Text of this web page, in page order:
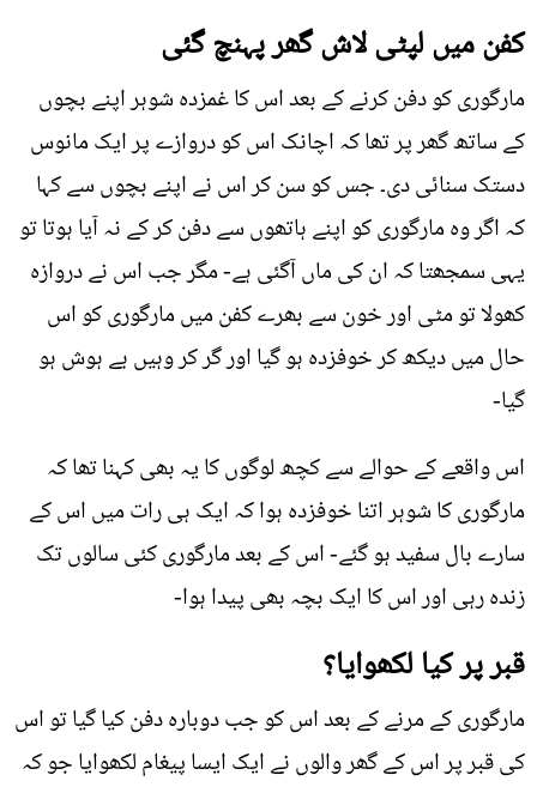
کفن میں لپٹی لاش گھر پہنچ گئی
مارگوری کو دفن کرنے کے بعد اس کا غمزدہ شوہر اپنے بچوں
کے ساتھ گھر پر تھا کہ اچانک اس کو دروازے پر ایک مانوس
دستک سنائی دی۔ جس کو سن کر اس نے اپنے بچوں سے کہا
کہ اگر وہ مارگوری کو اپنے ہاتھوں سے دفن کر کے نہ آیا ہوتا تو
یہی سمجھتا کہ ان کی ماں آگئی ہے- مگر جب اس نے دروازہ
کھولا تو مٹی اور خون سے بھرے کفن میں مارگوری کو اس
حال میں دیکھ کر خوفزدہ ہو گیا اور گر کر وہیں بے ہوش ہو
گیا-
اس واقعے کے حوالے سے کچھ لوگوں کا یہ بھی کہنا تھا کہ
مارگوری کا شوہر اتنا خوفزدہ ہوا کہ ایک ہی رات میں اس کے
سارے بال سفید ہو گئے- اس کے بعد مارگوری کئی سالوں تک
زندہ رہی اور اس کا ایک بچہ بھی پیدا ہوا-
قبر پر کیا لکھوایا؟
مارگوری کے مرنے کے بعد اس کو جب دوبارہ دفن کیا گیا تو اس
کی قبر پر اس کے گھر والوں نے ایک ایسا پیغام لکھوایا جو کہ